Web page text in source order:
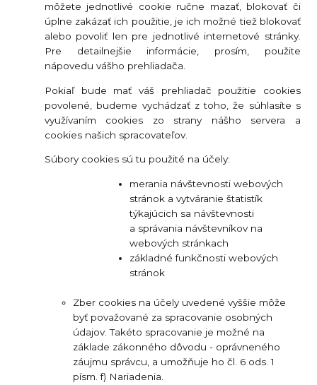
môžete jednotlivé cookie ručne mazať, blokovať či
úplne zakázať ich použitie, je ich možné tiež blokovať
alebo povoliť len pre jednotlivé internetové stránky.
Pre detailnejšie informácie, prosím, použite
nápovedu vášho prehliadača.
Pokiaľ bude mať váš prehliadač použitie cookies
povolené, budeme vychádzať z toho, že súhlasíte s
využívaním cookies zo strany nášho servera a
cookies našich spracovateľov.
Súbory cookies sú tu použité na účely:
merania návštevnosti webových
stránok a vytváranie štatistík
týkajúcich sa návštevnosti
a správania návštevníkov na
webových stránkach
základné funkčnosti webových
stránok
Zber cookies na účely uvedené vyššie môže
byť považované za spracovanie osobných
údajov. Takéto spracovanie je možné na
základe zákonného dôvodu - oprávneného
záujmu správcu, a umožňuje ho čl. 6 ods. 1
písm. f) Nariadenia.